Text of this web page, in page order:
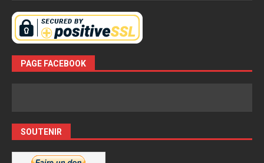
PAGE FACEBOOK
SOUTENIR